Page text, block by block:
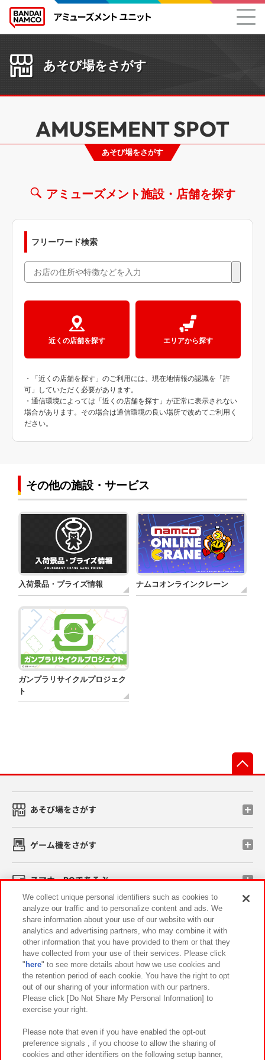
あそび場をさがす
あそび場をさがす
AMUSEMENT SPOT
アミューズメント施設・店舗を探す
フリーワード検索
近くの店舗を探す エリアから探す
・「近くの店舗を探す」のご利用には、現在地情報の認識を「許
可」していただく必要があります。
・通信環境によっては「近くの店舗を探す」が正常に表示されない
場合があります。その場合は通信環境の良い場所で改めてご利用く
ださい。
その他の施設・サービス
入荷景品・プライズ情報 ナムコオンラインクレーン
ガンプラリサイクルプロジェク
ト
あそび場をさがす
ゲーム機をさがす
スマホ・PCであそぶ
イベント・キャンペーン
関連会社 サステナビリティ サイトポリシー
プライバシーポリシー ウェブアクセシビリティ方針と検証結果
お取引先さまとともに
カスタマーハラスメント対応方針 よくあるご質問・お問い合わせ
We collect unique personal identifiers such as cookies to
analyze our traffic and to personalize content and ads. We
share information about your use of our website with our
analytics and advertising partners, who may combine it with
other information that you have provided to them or that they
have collected from your use of their services. Please click
" here" to see more details about how we use cookies and
the retention period of each cookie. You have the right to opt
out of our sharing of your information with our partners.
Please click [Do Not Share My Personal Information] to
exercise your right.
Please note that even if you have enabled the opt-out
preference signals , if you choose to allow the sharing of
cookies and other identifiers on the following setup banner,